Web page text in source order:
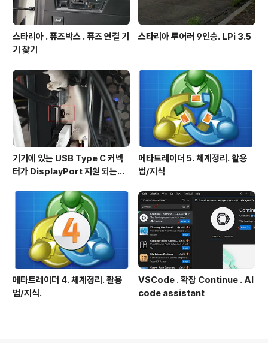
스타리아 . 퓨즈박스 . 퓨즈 연결 기
기 찾기
스타리아 투어러 9인승. LPi 3.5
기기에 있는 USB Type C 커넥
터가 DisplayPort 지원 되는지
메타트레이더 5. 체계정리. 활용
법/지식
메타트레이더 4. 체계정리. 활용
법/지식.
VSCode . 확장 Continue . AI
code assistant